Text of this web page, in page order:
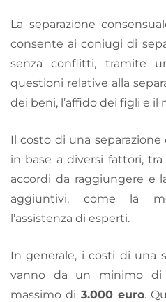
La separazione
consente ai coniugi di
senza conflitti, tramite
questioni relative alla
dei beni, l’affido dei figli e
Il costo di una
in base a diversi fattori,
accordi da raggiungere e
aggiuntivi, come la
l’assistenza di esperti.
In generale, i costi di una
vanno da un minimo
massimo di 3.000 euro.